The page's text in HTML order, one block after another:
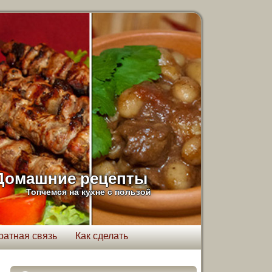
рецепты
Топчемся на кухне с пользой
связь Как сделать